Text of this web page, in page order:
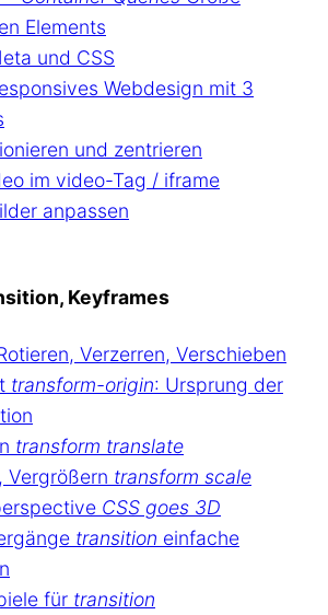
Elements
und CSS
Webdesign mit 3
und zentrieren
im video-Tag / iframe
anpassen
Keyframes
Verzerren, Verschieben
transform-origin: Ursprung der
transform translate
Vergrößern transform scale
CSS goes 3D
transition einfache
für transition